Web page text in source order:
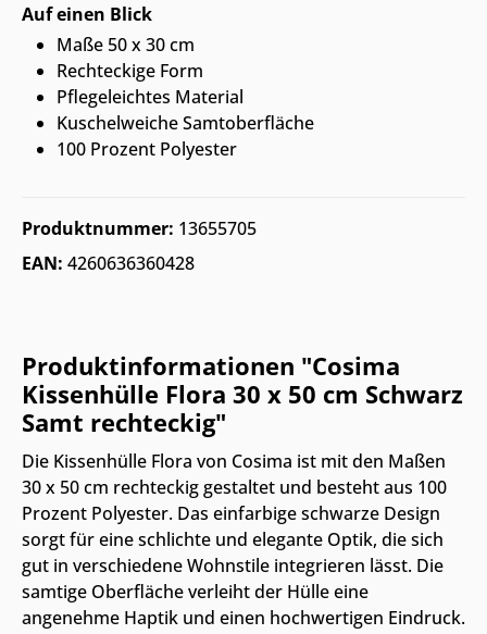
Auf einen Blick
Maße 50 x 30 cm
Rechteckige Form
Pflegeleichtes Material
Kuschelweiche Samtoberfläche
100 Prozent Polyester
Produktnummer: 13655705
EAN: 4260636360428
Produktinformationen "Cosima
Kissenhülle Flora 30 x 50 cm Schwarz
Samt rechteckig"
Die Kissenhülle Flora von Cosima ist mit den Maßen
30 x 50 cm rechteckig gestaltet und besteht aus 100
Prozent Polyester. Das einfarbige schwarze Design
sorgt für eine schlichte und elegante Optik, die sich
gut in verschiedene Wohnstile integrieren lässt. Die
samtige Oberfläche verleiht der Hülle eine
angenehme Haptik und einen hochwertigen Eindruck.